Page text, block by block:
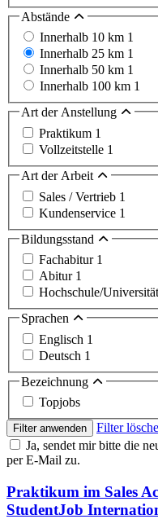
Abstände
Innerhalb 10 km 1
Innerhalb 25 km 1
Innerhalb 50 km 1
Innerhalb 100 km 1
Art der Anstellung
Praktikum 1
Vollzeitstelle 1
Art der Arbeit
Sales / Vertrieb 1
Kundenservice 1
Bildungsstand
Fachabitur 1
Abitur 1
Hochschule/Universität
Sprachen
Englisch 1
Deutsch 1
Bezeichnung
Topjobs
Filter anwenden
Filter
Ja, sendet mir bitte die
per E-Mail zu.
Praktikum im Sales
StudentJob